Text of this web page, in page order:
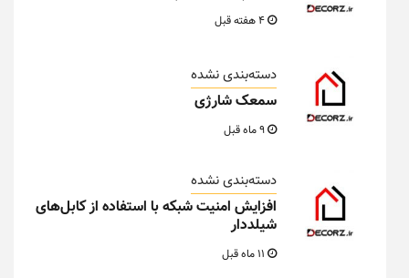
دسته‌بندی نشده
سمعک شارژی
دسته‌بندی نشده
افزایش امنیت شبکه با استفاده از کابل‌های
شیلددار